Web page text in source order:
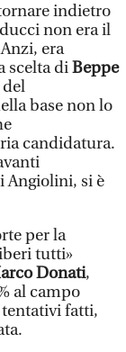
indietro
non era il
era
scelta diBeppe
base non lo
candidatura.
Angiolini, si è
per la
tutti»
Donati,
al campo
tentativi fatti,